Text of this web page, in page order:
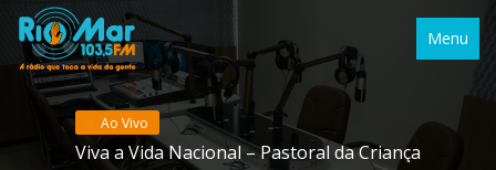
Menu
Ao Vivo
Viva a Vida Nacional – Pastoral da Criança